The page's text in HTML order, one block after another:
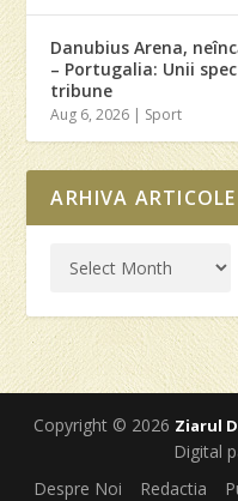
Danubius Arena,
– Portugalia: Unii
tribune
Aug 6, 2026 | Sport
ARHIVA ARTICOLE
Copyright © 2026 Ziarul
Digital
Despre Noi Redactia